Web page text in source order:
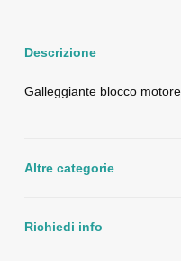
Descrizione
Galleggiante blocco
Altre categorie
Richiedi info